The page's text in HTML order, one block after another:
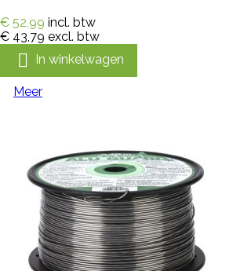
€ 52,99 incl. btw
€ 43,79 excl. btw
 In winkelwagen
Meer